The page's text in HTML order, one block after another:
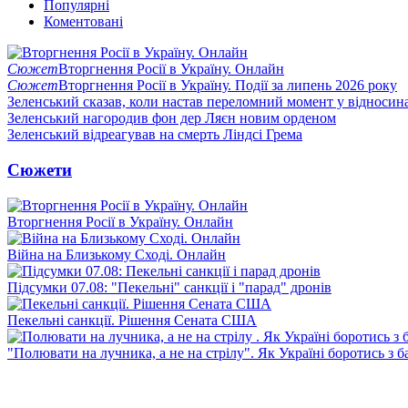
Популярні
Коментовані
СюжетВторгнення Росії в Україну. Онлайн
СюжетВторгнення Росії в Україну. Події за липень 2026 року
Зеленський сказав, коли настав переломний момент у
Зеленський нагородив фон дер Ляєн новим орденом
Зеленський відреагував на смерть Ліндсі Грема
Сюжети
Вторгнення Росії в Україну. Онлайн
Війна на Близькому Сході. Онлайн
Підсумки 07.08: "Пекельні" санкції і "парад" дронів
Пекельні санкції. Рішення Сената США
"Полювати на лучника, а не на стрілу". Як Україні боротись з